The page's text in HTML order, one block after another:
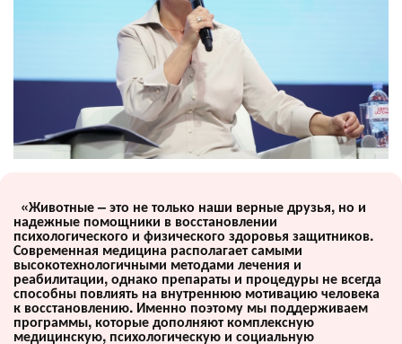
«Животные – это не только наши верные друзья, но и
надежные помощники в восстановлении
психологического и физического здоровья защитников.
Современная медицина располагает самыми
высокотехнологичными методами лечения и
реабилитации, однако препараты и процедуры не всегда
способны повлиять на внутреннюю мотивацию человека
к восстановлению. Именно поэтому мы поддерживаем
программы, которые дополняют комплексную
медицинскую, психологическую и социальную